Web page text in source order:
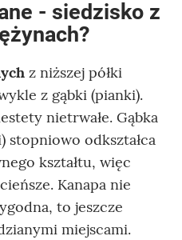
- siedzisko z
z niższej półki
z gąbki (pianki).
nietrwałe. Gąbka
stopniowo odkształca
kształtu, więc
Kanapa nie
to jeszcze
miejscami.